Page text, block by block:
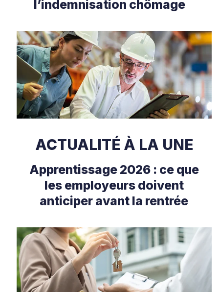
l’indemnisation chômage
ACTUALITÉ À LA UNE
Apprentissage 2026 : ce que
les employeurs doivent
anticiper avant la rentrée